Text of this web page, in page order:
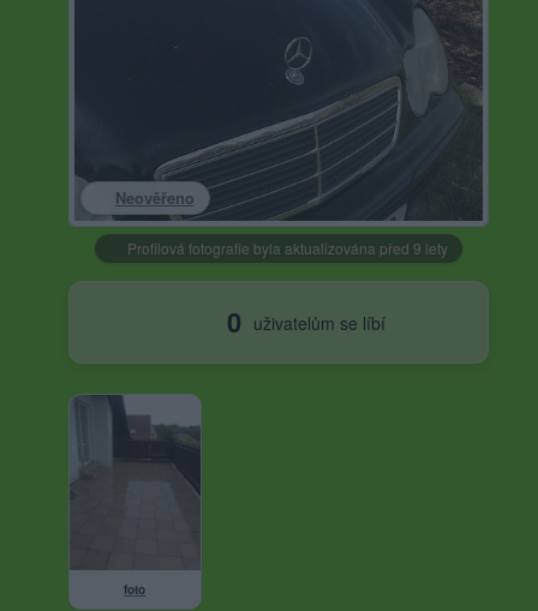
Neověřeno
Profilová fotografie byla aktualizována před 9 lety
0 uživatelům se líbí
foto